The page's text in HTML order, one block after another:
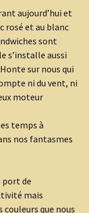
aujourd’hui et
rosé et au blanc
sont
s’installe aussi
sur nous qui
ni du vent, ni
moteur
temps à
nos fantasmes
port de
mais
que nous